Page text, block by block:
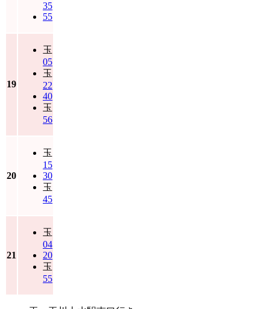
35
55
19
玉
05
玉
22
40
玉
56
20
玉
15
30
玉
45
21
玉
04
20
玉
55